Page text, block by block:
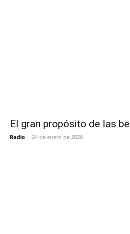
El gran propósito de las
Radio - 24 de enero de 2026